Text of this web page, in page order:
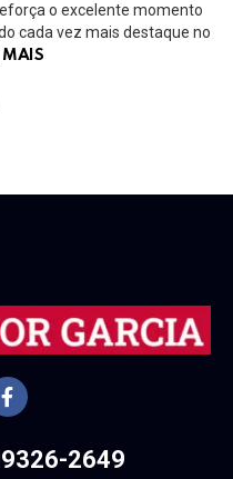
o excelente momento
cada vez mais destaque no
MAIS
2649